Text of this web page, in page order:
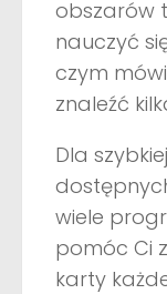
obszarów
nauczyć
czym
znaleźć
Dla
wiele
pomóc Ci
karty